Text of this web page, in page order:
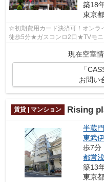
築18
東京
☆初期費用カード決済可！オン
徒歩5分★ガスコンロ2口★TVモ
現在空室
「
お問い
賃貸 | マンション Rising
半蔵
東武
歩7分
都営
築13
東京